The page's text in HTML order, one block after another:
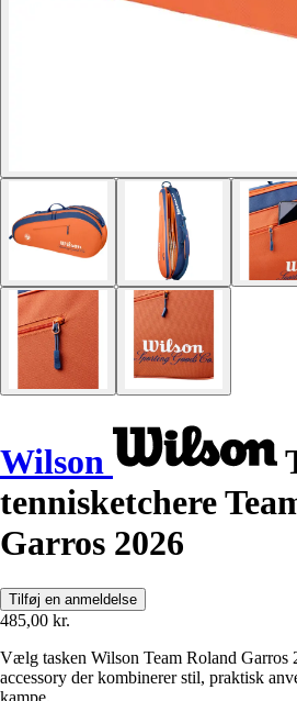
Wilson
tennisketchere
Garros 2026
Tilføj en anmeldelse
485,00 kr.
Vælg tasken Wilson Team Roland Garros
accessory der kombinerer stil, praktisk
kampe.